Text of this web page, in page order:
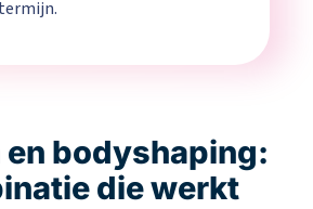
bodyshaping:
die werkt